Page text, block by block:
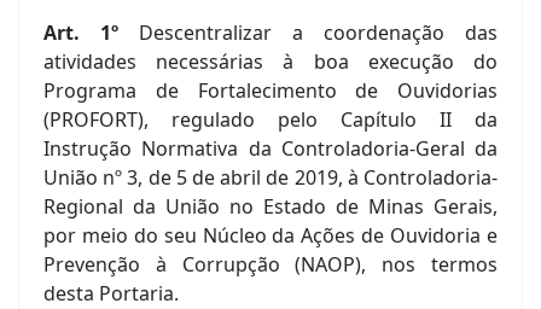
Art. 1º Descentralizar a coordenação das
atividades necessárias à boa execução do
Programa de Fortalecimento de Ouvidorias
(PROFORT), regulado pelo Capítulo II da
Instrução Normativa da Controladoria-Geral da
União nº 3, de 5 de abril de 2019, à Controladoria-
Regional da União no Estado de Minas Gerais,
por meio do seu Núcleo da Ações de Ouvidoria e
Prevenção à Corrupção (NAOP), nos termos
desta Portaria.